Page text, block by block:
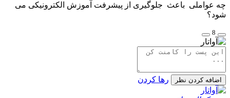
چه عواملی باعث جلوگیری از پیشرفت آموزش الکترونیکی می
شود؟
8
اضافه کردن نظر رها کردن